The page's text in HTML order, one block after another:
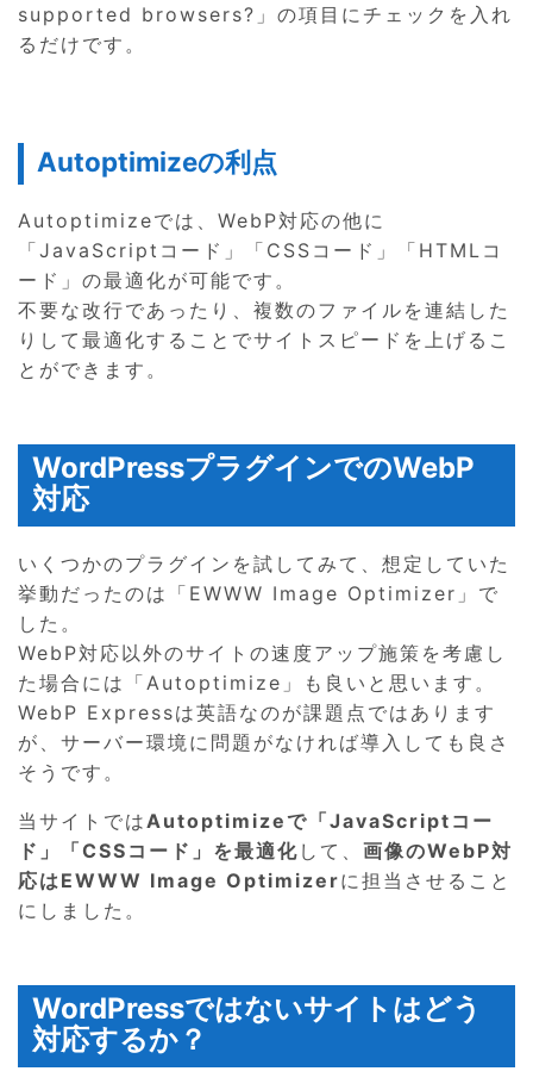
supported browsers?」の項目にチェックを入れ
るだけです。
Autoptimizeの利点
Autoptimizeでは、WebP対応の他に
「JavaScriptコード」「CSSコード」「HTMLコ
ード」の最適化が可能です。
不要な改行であったり、複数のファイルを連結した
りして最適化することでサイトスピードを上げるこ
とができます。
WordPressプラグインでのWebP
対応
いくつかのプラグインを試してみて、想定していた
挙動だったのは「EWWW Image Optimizer」で
した。
WebP対応以外のサイトの速度アップ施策を考慮し
た場合には「Autoptimize」も良いと思います。
WebP Expressは英語なのが課題点ではあります
が、サーバー環境に問題がなければ導入しても良さ
そうです。
当サイトでは Autoptimizeで「JavaScriptコー
ド」「CSSコード」を最適化 して、 画像のWebP対
応はEWWW Image Optimizerに担当させること
にしました。
WordPressではないサイトはどう
対応するか？